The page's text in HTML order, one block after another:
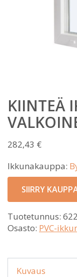
KIINTEÄ
282,43 €
Ikkunakauppa:
SIIRRY
Tuotetunnus:
Osasto: PVC-
Kuvaus